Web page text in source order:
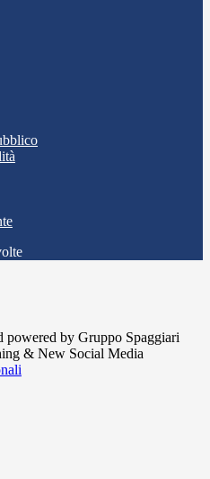
powered by Gruppo Spaggiari
& New Social Media